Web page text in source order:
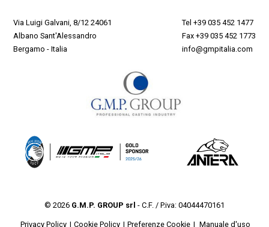
Via Luigi Galvani, 8/12 24061
Albano Sant'Alessandro
Bergamo - Italia
Tel +39 035 452 1477
Fax +39 035 452 1773
info@gmpitalia.com
© 2026 G.M.P. GROUP srl - C.F. / P.iva: 04044470161
Privacy Policy Cookie Policy Preferenze Cookie Manuale d'uso